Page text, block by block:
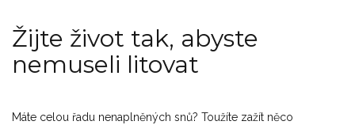
Žijte život tak, abyste
nemuseli litovat
Máte celou řadu nenaplněných snů? Toužíte zažít něco